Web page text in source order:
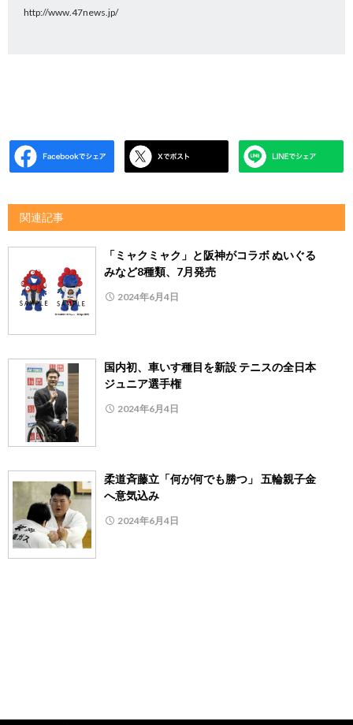
http://www.47news.jp/
関連記事
「ミャクミャク」と阪神がコラボ ぬいぐる
みなど8種類、7月発売
2024年6月4日
国内初、車いす種目を新設 テニスの全日本
ジュニア選手権
2024年6月4日
柔道斉藤立「何が何でも勝つ」 五輪親子金
へ意気込み
2024年6月4日